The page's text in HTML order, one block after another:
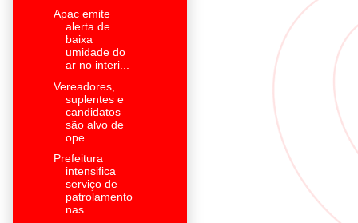
Apac emite
alerta de
baixa
umidade do
ar no interi...
Vereadores,
suplentes e
candidatos
são alvo de
ope...
Prefeitura
intensifica
serviço de
patrolamento
nas...